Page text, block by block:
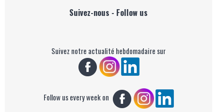
Suivez-nous - Follow us
Suivez notre actualité hebdomadaire sur
Follow us every week on